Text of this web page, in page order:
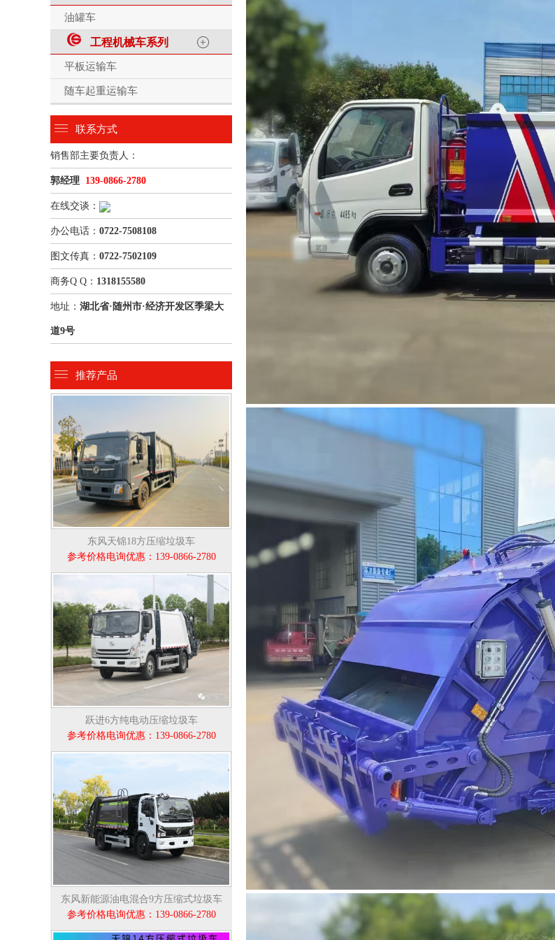
油罐车
工程机械车系列
平板运输车
随车起重运输车
联系方式
销售部主要负责人：
郭经理 139-0866-2780
在线交谈：
办公电话： 0722-7508108
图文传真： 0722-7502109
商务Q Q： 1318155580
地址： 湖北省·随州市·经济开发区季梁大
道9号
推荐产品
东风天锦18方压缩垃圾车
参考价格电询优惠：139-0866-2780
跃进6方纯电动压缩垃圾车
参考价格电询优惠：139-0866-2780
东风新能源油电混合9方压缩式垃圾车
参考价格电询优惠：139-0866-2780